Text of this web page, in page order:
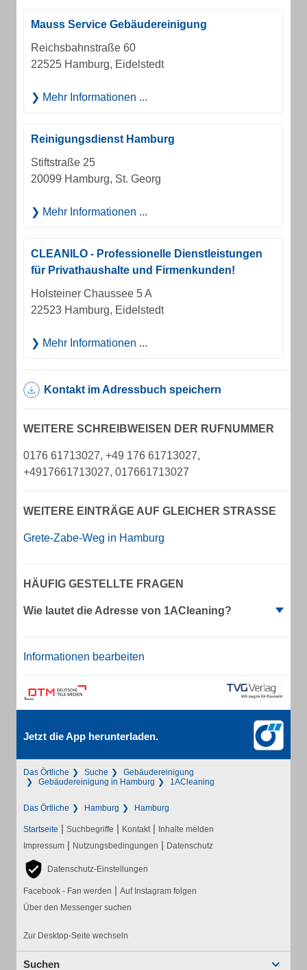
Mauss Service Gebäudereinigung
Reichsbahnstraße 60
22525 Hamburg, Eidelstedt
Mehr Informationen ...
Reinigungsdienst Hamburg
Stiftstraße 25
20099 Hamburg, St. Georg
Mehr Informationen ...
CLEANILO - Professionelle Dienstleistungen
für Privathaushalte und Firmenkunden!
Holsteiner Chaussee 5 A
22523 Hamburg, Eidelstedt
Mehr Informationen ...
Kontakt im Adressbuch speichern
WEITERE SCHREIBWEISEN DER RUFNUMMER
0176 61713027, +49 176 61713027,
+4917661713027, 017661713027
WEITERE EINTRÄGE AUF GLEICHER STRASSE
Grete-Zabe-Weg in Hamburg
HÄUFIG GESTELLTE FRAGEN
Wie lautet die Adresse von 1ACleaning?
Informationen bearbeiten
Jetzt die App herunterladen.
Das Örtliche Suche
Gebäudereinigung
Gebäudereinigung in Hamburg
1ACleaning
Das Örtliche Hamburg Hamburg
Startseite | Suchbegriffe | Kontakt | Inhalte melden
Impressum | Nutzungsbedingungen | Datenschutz
Datenschutz-Einstellungen
Facebook - Fan werden | Auf Instagram folgen
Über den Messenger suchen
Zur Desktop-Seite wechseln
Suchen